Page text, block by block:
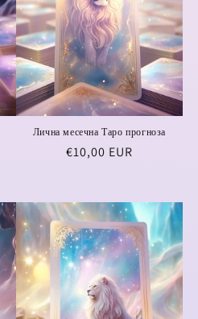
Лична месечна Таро прогноза
Regular
€10,00 EUR